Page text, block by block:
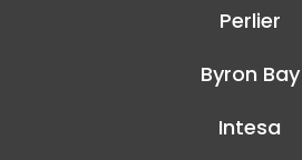
Perlier
Byron Bay
Intesa